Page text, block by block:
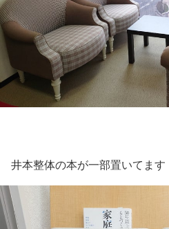
井本整体の本が一部置いてます